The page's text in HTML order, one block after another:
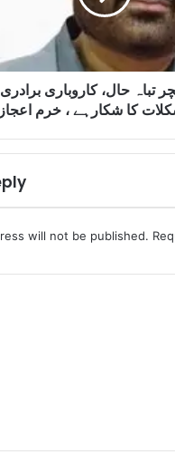
تباہ حال، کاروباری
کا شکارہے ، خرم اعجاز
will not be published.